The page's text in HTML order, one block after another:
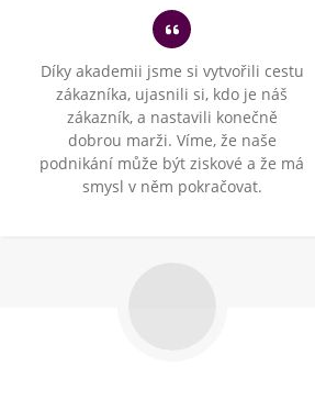
Díky akademii jsme si vytvořili cestu
zákazníka, ujasnili si, kdo je náš
zákazník, a nastavili konečně
dobrou marži. Víme, že naše
podnikání může být ziskové a že má
smysl v něm pokračovat.